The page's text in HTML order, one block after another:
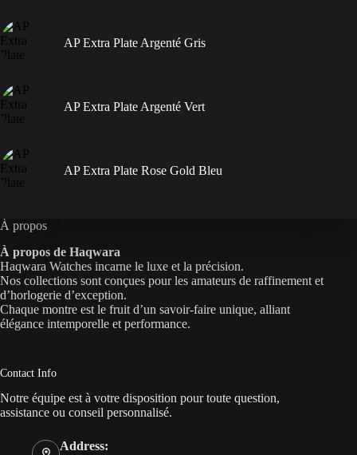
AP Extra Plate Argenté Gris
AP Extra Plate Argenté Vert
AP Extra Plate Rose Gold Bleu
À propos
À propos de Haqwara
Haqwara Watches incarne le luxe et la précision.
Nos collections sont conçues pour les amateurs de raffinement et
d’horlogerie d’exception.
Chaque montre est le fruit d’un savoir-faire unique, alliant
élégance intemporelle et performance.
Contact Info
Notre équipe est à votre disposition pour toute question,
assistance ou conseil personnalisé.
Address: